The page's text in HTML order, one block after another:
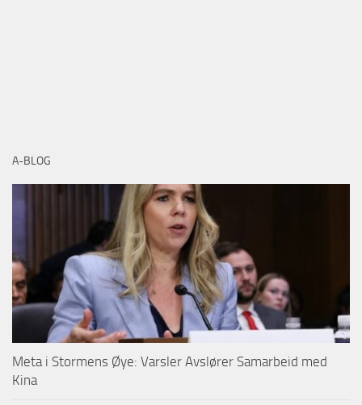
A-BLOG
Meta i Stormens Øye: Varsler Avslører Samarbeid med
Kina